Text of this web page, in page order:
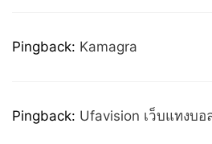
Pingback: Kamagra
Pingback: Ufavision เว็บแทงบอ